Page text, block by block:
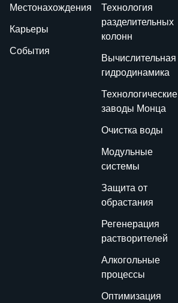
Местонахождения
Карьеры
События
Технология
разделительных
колонн
Вычислительная
гидродинамика
Технологические
заводы Монца
Очистка воды
Модульные
системы
Защита от
обрастания
Регенерация
растворителей
Алкогольные
процессы
Оптимизация